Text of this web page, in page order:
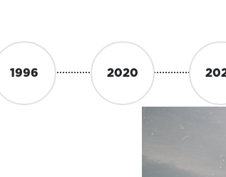
1996 2020